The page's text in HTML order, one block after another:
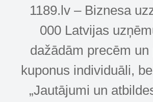
1189.lv – Biznesa
000 Latvijas
dažādām precēm
kuponus individuāli,
„Jautājumi un